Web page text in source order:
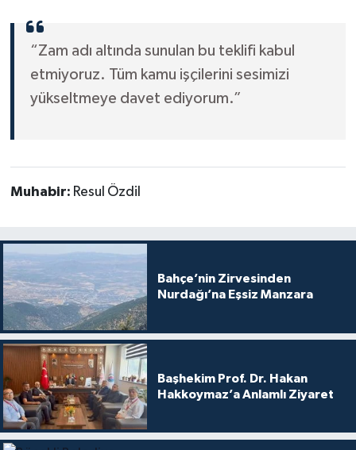
“Zam adı altında sunulan bu teklifi kabul
etmiyoruz. Tüm kamu işçilerini sesimizi
yükseltmeye davet ediyorum.”
Muhabir: Resul Özdil
Bahçe’nin Zirvesinden
Nurdağı’na Eşsiz Manzara
Başhekim Prof. Dr. Hakan
Hakkoymaz’a Anlamlı Ziyaret